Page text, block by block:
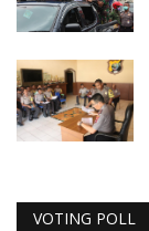
VOTING POLL